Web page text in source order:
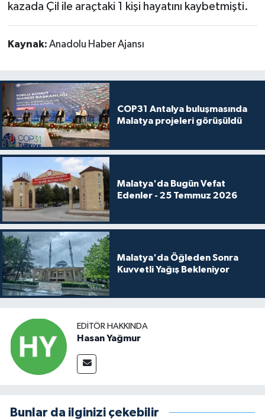
kazada Çil ile araçtaki 1 kişi hayatını kaybetmişti.
Kaynak: Anadolu Haber Ajansı
COP31 Antalya buluşmasında
Malatya projeleri görüşüldü
Malatya'da Bugün Vefat
Edenler - 25 Temmuz 2026
Malatya'da Öğleden Sonra
Kuvvetli Yağış Bekleniyor
EDITÖR HAKKINDA
Hasan Yağmur
Bunlar da ilginizi çekebilir